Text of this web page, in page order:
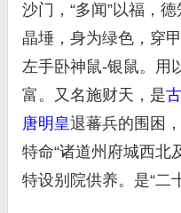
沙门，“多闻”以福，
晶埵，身为绿色，穿
左手卧神鼠-银鼠。用
富。又名施财天，是
唐明皇退蕃兵的围困
特命“诸道州府城西北
特设别院供养。是“二